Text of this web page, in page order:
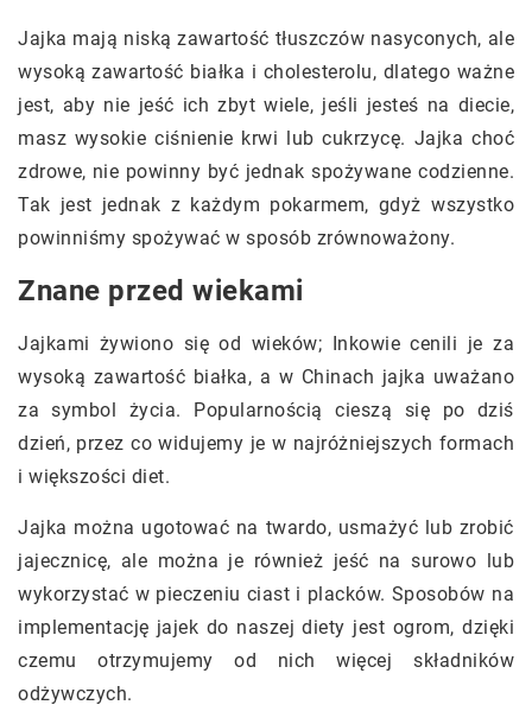
Jajka mają niską zawartość tłuszczów nasyconych, ale
wysoką zawartość białka i cholesterolu, dlatego ważne
jest, aby nie jeść ich zbyt wiele, jeśli jesteś na diecie,
masz wysokie ciśnienie krwi lub cukrzycę. Jajka choć
zdrowe, nie powinny być jednak spożywane codzienne.
Tak jest jednak z każdym pokarmem, gdyż wszystko
powinniśmy spożywać w sposób zrównoważony.
Znane przed wiekami
Jajkami żywiono się od wieków; Inkowie cenili je za
wysoką zawartość białka, a w Chinach jajka uważano
za symbol życia. Popularnością cieszą się po dziś
dzień, przez co widujemy je w najróżniejszych formach
i większości diet.
Jajka można ugotować na twardo, usmażyć lub zrobić
jajecznicę, ale można je również jeść na surowo lub
wykorzystać w pieczeniu ciast i placków. Sposobów na
implementację jajek do naszej diety jest ogrom, dzięki
czemu otrzymujemy od nich więcej składników
odżywczych.